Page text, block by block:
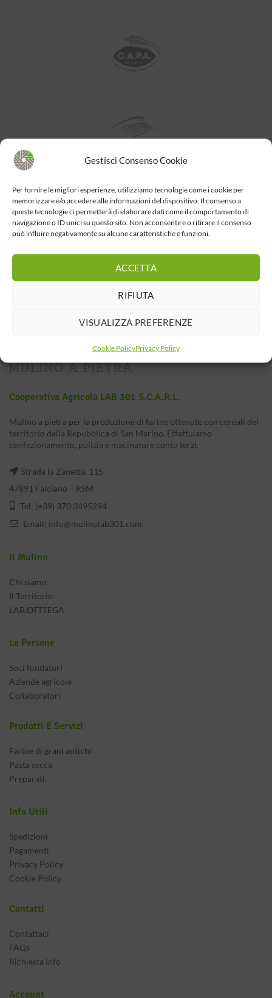
Gestisci Consenso Cookie
Per fornire le migliori esperienze, utilizziamo tecnologie come i cookie per
memorizzare e/o accedere alle informazioni del dispositivo. Il consenso a
queste tecnologie ci permetterà di elaborare dati come il comportamento di
navigazione o ID unici su questo sito. Non acconsentire o ritirare il consenso
può influire negativamente su alcune caratteristiche e funzioni.
ACCETTA
RIFIUTA
VISUALIZZA PREFERENZE
Cookie PolicyPrivacy Policy
Cooperativa Agricola LAB 301 S.c.a.r.l.
Mulino a pietra per la produzione di farine ottenute con cereali del
territorio della Repubblica di San Marino. Effettuiamo
confezionamento, pulizia e macinature conto terzi.
Strada la Zanetta, 115
47891 Falciano – RSM
Tel: (+39) 370 3495294
Email: info@mulinolab301.com
Il Mulino
Chi siamo
Il Territorio
LAB.OTTTEGA
Le Persone
Soci fondatori
Aziende agricole
Collaboratori
Prodotti E Servizi
Farine di grani antichi
Pasta secca
Preparati
Info Utili
Spedizioni
Pagamenti
Privacy Policy
Cookie Policy
Contatti
Contattaci
FAQs
Richiesta info
Account